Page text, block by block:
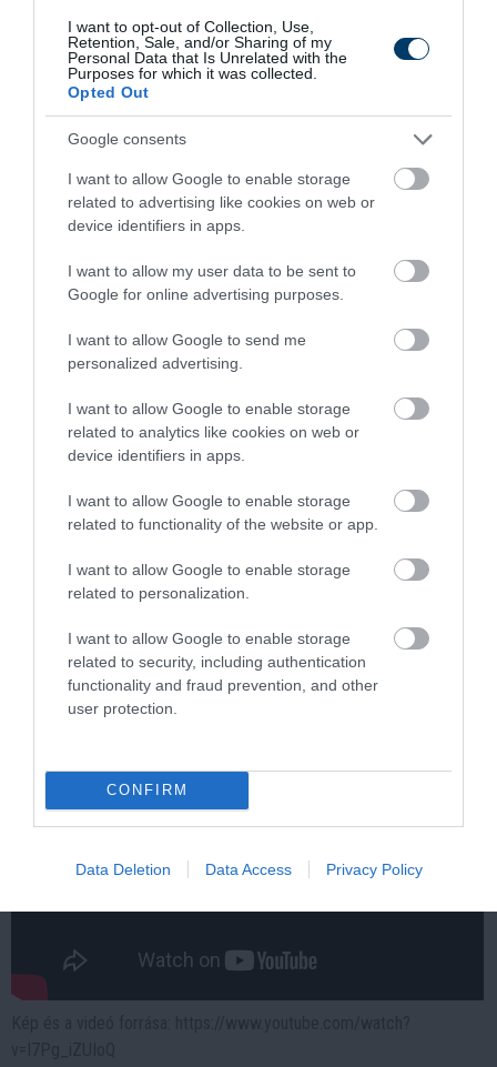
I want to opt-out of Collection, Use,
Retention, Sale, and/or Sharing of my
Personal Data that Is Unrelated with the
Purposes for which it was collected.
Opted Out
Google consents
I want to allow Google to enable storage
related to advertising like cookies on web or
device identifiers in apps.
I want to allow my user data to be sent to
Google for online advertising purposes.
I want to allow Google to send me
personalized advertising.
I want to allow Google to enable storage
related to analytics like cookies on web or
device identifiers in apps.
I want to allow Google to enable storage
related to functionality of the website or app.
I want to allow Google to enable storage
related to personalization.
I want to allow Google to enable storage
related to security, including authentication
functionality and fraud prevention, and other
user protection.
CONFIRM
Data Deletion Data Access Privacy Policy
One Teaspoon And All The Worms In The Body
Die Instantly
247
5 Hidden Signs You Have Worms Inside Your
Body
251 140 291